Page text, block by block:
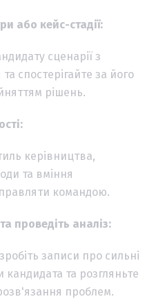
або кейс-стадії:
сценарії з
спостерігайте за його
рішень.
керівництва,
та вміння
командою.
проведіть аналіз:
записи про сильні
кандидата та розгляньте
проблем.